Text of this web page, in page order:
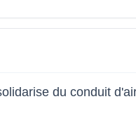
du conduit